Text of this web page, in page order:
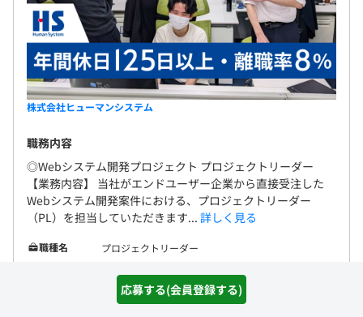
応募する(会員登録する)
株式会社ヒューマンシステム
職務内容
◎Webシステム開発プロジェクト プロジェクトリーダー
【業務内容】 当社がエンドユーザー企業から直接受注した
Webシステム開発案件における、プロジェクトリーダー
（PL）を担当していただきます... 詳しく見る
職種名
プロジェクトリーダー
600万 〜 800万円
東京都港区芝4-1-23